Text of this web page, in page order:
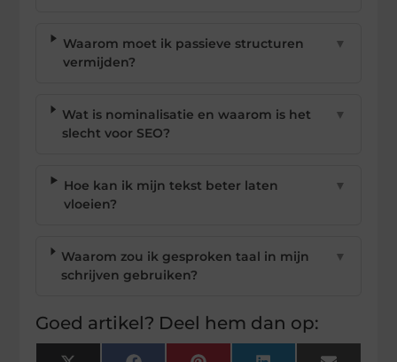
Waarom moet ik passieve structuren
vermijden?
▼
Wat is nominalisatie en waarom is het
slecht voor SEO?
▼
Hoe kan ik mijn tekst beter laten
vloeien?
▼
Waarom zou ik gesproken taal in mijn
schrijven gebruiken?
▼
Goed artikel? Deel hem dan op: